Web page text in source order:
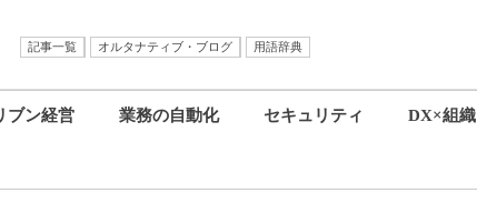
記事一覧 オルタナティブ・ブログ
用語辞典
ブン経営 業務の自動化 セキュリティ DX×組織